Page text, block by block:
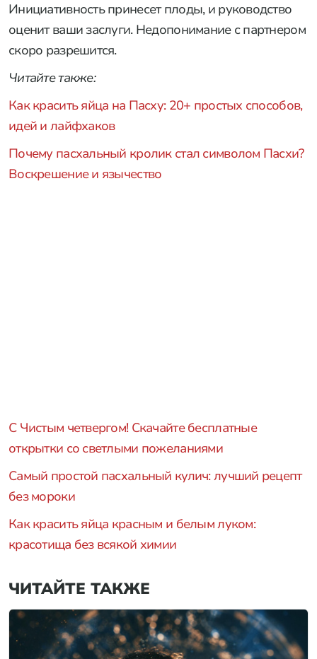
Инициативность принесет плоды, и руководство
оценит ваши заслуги. Недопонимание с партнером
скоро разрешится.
Читайте также:
Как красить яйца на Пасху: 20+ простых способов,
идей и лайфхаков
Почему пасхальный кролик стал символом Пасхи?
Воскрешение и язычество
С Чистым четвергом! Скачайте бесплатные
открытки со светлыми пожеланиями
Самый простой пасхальный кулич: лучший рецепт
без мороки
Как красить яйца красным и белым луком:
красотища без всякой химии
ЧИТАЙТЕ ТАКЖЕ